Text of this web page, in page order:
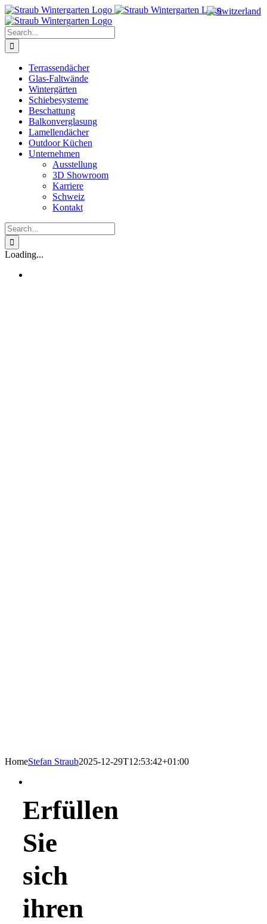
Skip
to
content
Search
for:
Terrassendächer
Glas-Faltwände
Wintergärten
Schiebesysteme
Beschattung
Balkonverglasung
Lamellendächer
Outdoor Küchen
Unternehmen
Ausstellung
3D Showroom
Karriere
Schweiz
Kontakt
Search
for:
Loading...
HomeStefan Straub2025-12-29T12:53:42+01:00
Erfüllen
Sie
sich
ihren